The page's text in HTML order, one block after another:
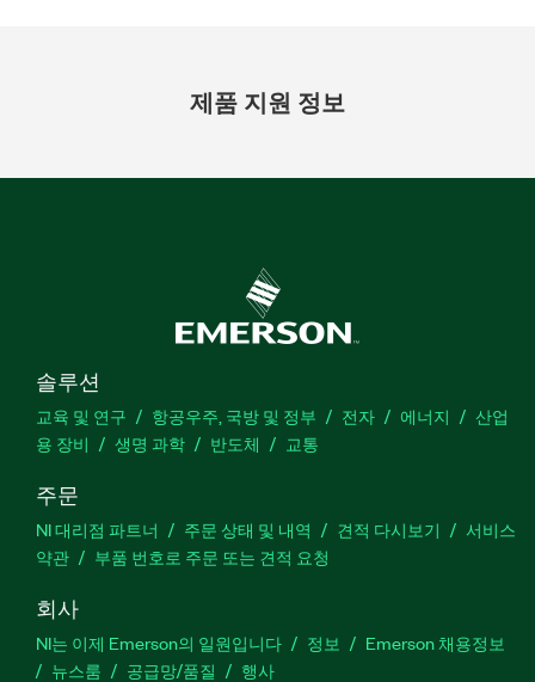
제품 지원 정보
솔루션
교육 및 연구 항공우주, 국방 및 정부 전자 에너지
산업
용 장비
생명 과학 반도체 교통
주문
NI 대리점 파트너 주문 상태 및 내역 견적 다시보기
서비스
약관
부품 번호로 주문 또는 견적 요청
회사
NI는 이제 Emerson의 일원입니다 정보
Emerson 채용정보
뉴스룸
공급망/품질 행사